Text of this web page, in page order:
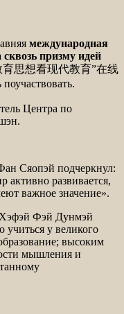
международная
призму идей
思想看现代教育”在线
Центра по
Сяопэй подчеркнул:
активно развивается,
важное значение».
Фэй Дунмэй
учиться у великого
высоким
мышления и